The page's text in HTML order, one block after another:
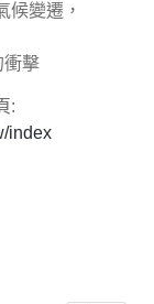
候變遷，
衝擊
:
index